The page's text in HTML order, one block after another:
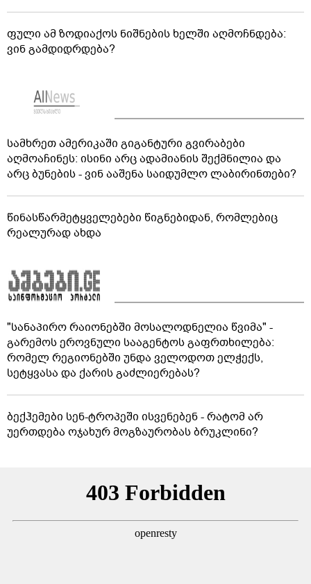
ფული ამ ზოდიაქოს ნიშნების ხელში აღმოჩნდება:
ვინ გამდიდრდება?
სამხრეთ ამერიკაში გიგანტური გვირაბები
აღმოაჩინეს: ისინი არც ადამიანის შექმნილია და
არც ბუნების - ვინ ააშენა საიდუმლო ლაბირინთები?
წინასწარმეტყველებები წიგნებიდან, რომლებიც
რეალურად ახდა
"სანაპირო რაიონებში მოსალოდნელია წვიმა" -
გარემოს ეროვნული სააგენტოს გაფრთხილება:
რომელ რეგიონებში უნდა ველოდოთ ელჭექს,
სეტყვასა და ქარის გაძლიერებას?
ბექჰემები სენ-ტროპეში ისვენებენ - რატომ არ
უერთდება ოჯახურ მოგზაურობას ბრუკლინი?